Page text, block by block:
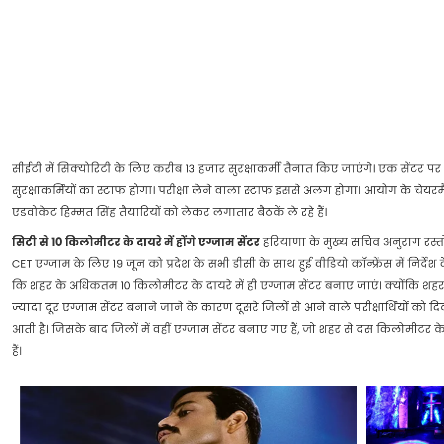
सीईटी में सिक्योरिटी के लिए करीब 13 हजार सुरक्षाकर्मी तैनात किए जाएंगे। एक सेंटर पर
सुरक्षाकर्मियों का स्टाफ होगा। परीक्षा लेने वाला स्टाफ इससे अलग होगा। आयोग के
एडवोकेट हिम्मत सिंह तैयारियों को लेकर लगातार बैठकें ले रहे हैं।
सिटी से 10 किलोमीटर के दायरे में होंगे एग्जाम सेंटरहरियाणा के मुख्य सचिव अनुराग
CET एग्जाम के लिए 19 जून को प्रदेश के सभी डीसी के साथ हुई वीडियो कॉन्फ्रेंस में
कि शहर के अधिकतम 10 किलोमीटर के दायरे में ही एग्जाम सेंटर बनाए जाएं। क्योंकि
ज्यादा दूर एग्जाम सेंटर बनाने जाने के कारण दूसरे जिलों से आने वाले परीक्षार्थियों को
आती है। जिसके बाद जिलों में वहीं एग्जाम सेंटर बनाए गए हैं, जो शहर से दस किलोमीटर
हैं।